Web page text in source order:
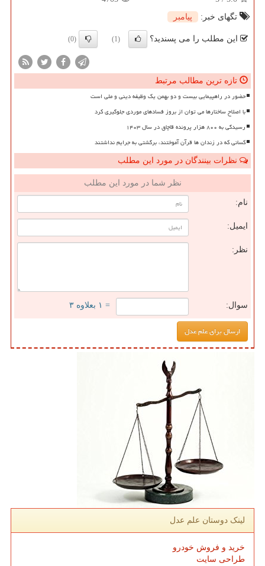
تگهای خبر:
پیامبر
این مطلب را می پسندید؟ (1)
(0)
تازه ترین مطالب مرتبط
حضور در راهپیمایی بیست و دو بهمن یک وظیفه دینی و ملی است
با اصلاح ساختارها می توان از بروز فسادهای موردی جلوگیری کرد
رسیدگی به ۸۰۰ هزار پرونده قاچاق در سال ۱۴۰۳
کسانی که در زندان ها قرآن آموختند، برگشتی به جرایم نداشتند
نظرات بینندگان در مورد این مطلب
نظر شما در مورد این مطلب
نام:
ایمیل:
نظر:
سوال: = ۱ بعلاوه ۳
لینک دوستان علم عدل
خرید و فروش خودرو
طراحی سایت